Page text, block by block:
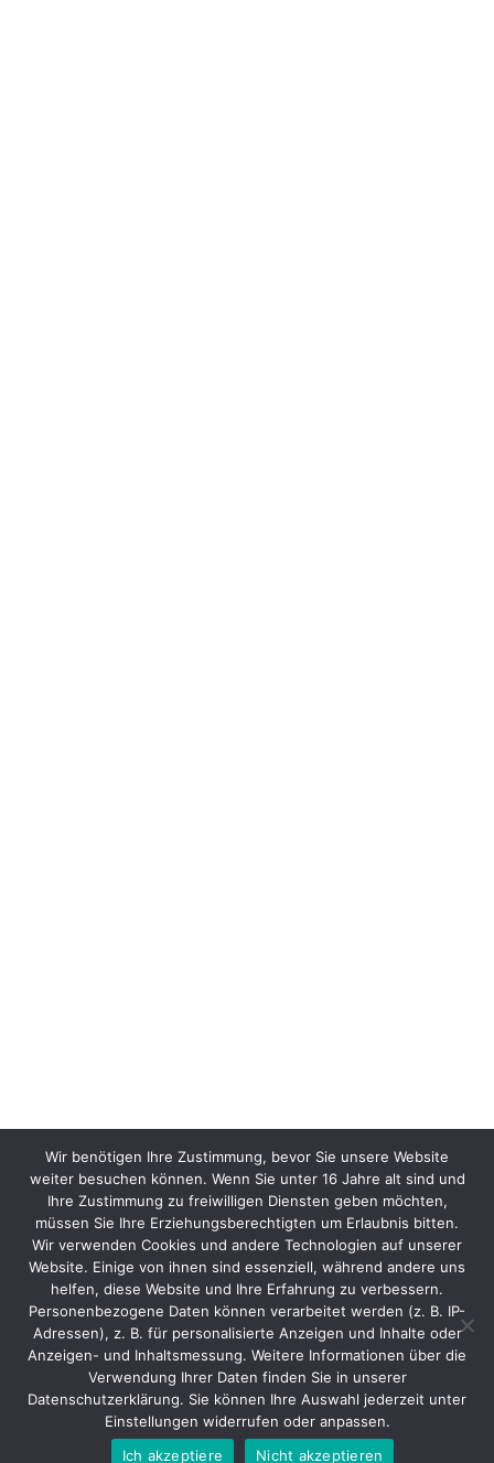
Wir benötigen Ihre Zustimmung, bevor Sie unsere Website
weiter besuchen können. Wenn Sie unter 16 Jahre alt sind und
Ihre Zustimmung zu freiwilligen Diensten geben möchten,
müssen Sie Ihre Erziehungsberechtigten um Erlaubnis bitten.
Wir verwenden Cookies und andere Technologien auf unserer
Website. Einige von ihnen sind essenziell, während andere uns
helfen, diese Website und Ihre Erfahrung zu verbessern.
Personenbezogene Daten können verarbeitet werden (z. B. IP-
Adressen), z. B. für personalisierte Anzeigen und Inhalte oder
Anzeigen- und Inhaltsmessung. Weitere Informationen über die
Verwendung Ihrer Daten finden Sie in unserer
Datenschutzerklärung. Sie können Ihre Auswahl jederzeit unter
Einstellungen widerrufen oder anpassen.
Ich akzeptiere
Nicht akzeptieren